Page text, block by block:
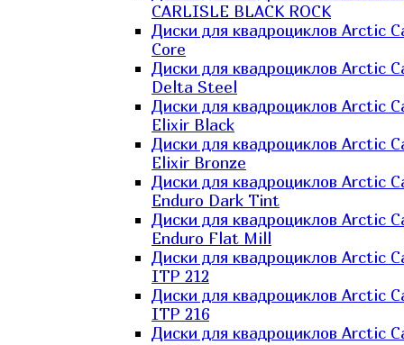
CARLISLE BLACK ROCK
Диски для квадроциклов Arctic
Core
Диски для квадроциклов Arctic
Delta Steel
Диски для квадроциклов Arctic
Elixir Black
Диски для квадроциклов Arctic
Elixir Bronze
Диски для квадроциклов Arctic
Enduro Dark Tint
Диски для квадроциклов Arctic
Enduro Flat Mill
Диски для квадроциклов Arctic
ITP 212
Диски для квадроциклов Arctic
ITP 216
Диски для квадроциклов Arctic